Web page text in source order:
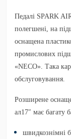
Педалі SPARK
полегшені, на
оснащена
промислових
«NECO». Така
обслуговування.
Розширене
ал17″ має багату
швидкознімні